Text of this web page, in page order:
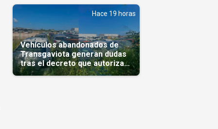
Hace 19 horas
Vehículos abandonados de
Transgaviota generan dudas
tras el decreto que autoriza
su comercialización